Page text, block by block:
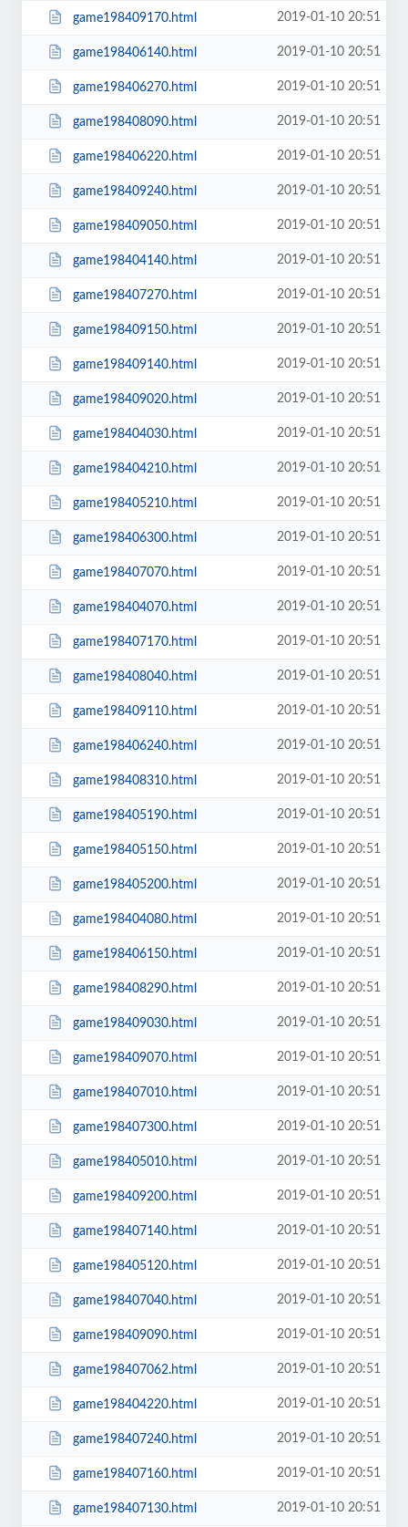
game198409170.html 2019-01-10 20:51
game198406140.html 2019-01-10 20:51
game198406270.html 2019-01-10 20:51
game198408090.html 2019-01-10 20:51
game198406220.html 2019-01-10 20:51
game198409240.html 2019-01-10 20:51
game198409050.html 2019-01-10 20:51
game198404140.html 2019-01-10 20:51
game198407270.html 2019-01-10 20:51
game198409150.html 2019-01-10 20:51
game198409140.html 2019-01-10 20:51
game198409020.html 2019-01-10 20:51
game198404030.html 2019-01-10 20:51
game198404210.html 2019-01-10 20:51
game198405210.html 2019-01-10 20:51
game198406300.html 2019-01-10 20:51
game198407070.html 2019-01-10 20:51
game198404070.html 2019-01-10 20:51
game198407170.html 2019-01-10 20:51
game198408040.html 2019-01-10 20:51
game198409110.html 2019-01-10 20:51
game198406240.html 2019-01-10 20:51
game198408310.html 2019-01-10 20:51
game198405190.html 2019-01-10 20:51
game198405150.html 2019-01-10 20:51
game198405200.html 2019-01-10 20:51
game198404080.html 2019-01-10 20:51
game198406150.html 2019-01-10 20:51
game198408290.html 2019-01-10 20:51
game198409030.html 2019-01-10 20:51
game198409070.html 2019-01-10 20:51
game198407010.html 2019-01-10 20:51
game198407300.html 2019-01-10 20:51
game198405010.html 2019-01-10 20:51
game198409200.html 2019-01-10 20:51
game198407140.html 2019-01-10 20:51
game198405120.html 2019-01-10 20:51
game198407040.html 2019-01-10 20:51
game198409090.html 2019-01-10 20:51
game198407062.html 2019-01-10 20:51
game198404220.html 2019-01-10 20:51
game198407240.html 2019-01-10 20:51
game198407160.html 2019-01-10 20:51
game198407130.html 2019-01-10 20:51